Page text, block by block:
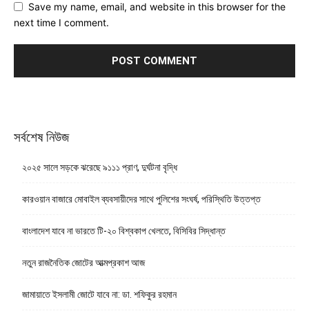
Save my name, email, and website in this browser for the
next time I comment.
সর্বশেষ নিউজ
২০২৫ সালে সড়কে ঝরেছে ৯১১১ প্রাণ, দুর্ঘটনা বৃদ্ধি
কারওয়ান বাজারে মোবাইল ব্যবসায়ীদের সাথে পুলিশের সংঘর্ষ, পরিস্থিতি উত্তপ্ত
বাংলাদেশ যাবে না ভারতে টি-২০ বিশ্বকাপ খেলতে, বিসিবির সিদ্ধান্ত
নতুন রাজনৈতিক জোটের আত্মপ্রকাশ আজ
জামায়াতে ইসলামী জোটে যাবে না: ডা. শফিকুর রহমান